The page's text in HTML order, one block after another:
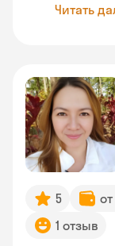
Читать
5
1 отзыв